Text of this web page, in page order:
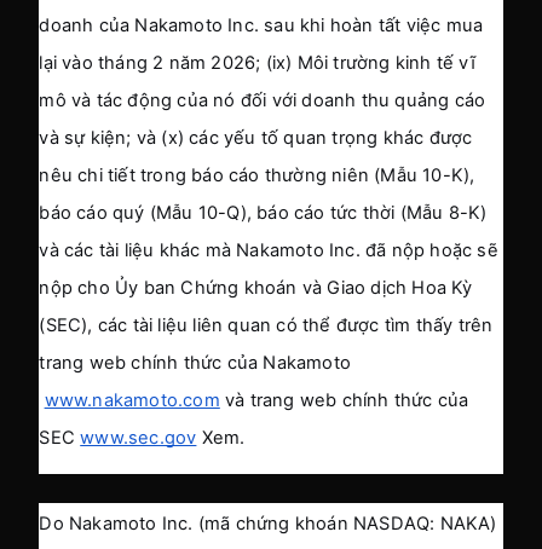
doanh của Nakamoto Inc. sau khi hoàn tất việc mua
lại vào tháng 2 năm 2026; (ix) Môi trường kinh tế vĩ
mô và tác động của nó đối với doanh thu quảng cáo
và sự kiện; và (x) các yếu tố quan trọng khác được
nêu chi tiết trong báo cáo thường niên (Mẫu 10-K),
báo cáo quý (Mẫu 10-Q), báo cáo tức thời (Mẫu 8-K)
và các tài liệu khác mà Nakamoto Inc. đã nộp hoặc sẽ
nộp cho Ủy ban Chứng khoán và Giao dịch Hoa Kỳ
(SEC), các tài liệu liên quan có thể được tìm thấy trên
trang web chính thức của Nakamoto
www.nakamoto.com và trang web chính thức của
SEC www.sec.gov Xem.
Do Nakamoto Inc. (mã chứng khoán NASDAQ: NAKA)